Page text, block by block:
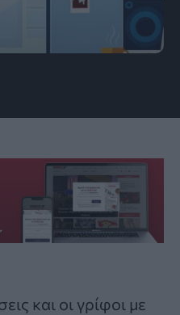
και οι γρίφοι με